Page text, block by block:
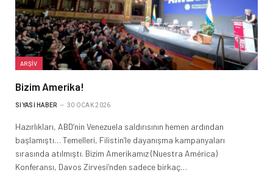
ARŞIV
Bizim Amerika!
SIYASI HABER 30 OCAK 2026
Hazırlıkları, ABD’nin Venezuela saldırısının hemen ardından
başlamıştı… Temelleri, Filistin’le dayanışma kampanyaları
sırasında atılmıştı. Bizim Amerikamız (Nuestra América)
Konferansı, Davos Zirvesi’nden sadece birkaç…